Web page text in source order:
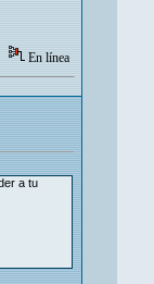
En línea
a tu